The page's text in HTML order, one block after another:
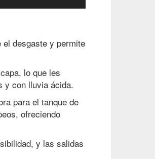
desgaste y permite
lo que les
y con lluvia ácida.
para el tanque de
ofreciendo
y las salidas